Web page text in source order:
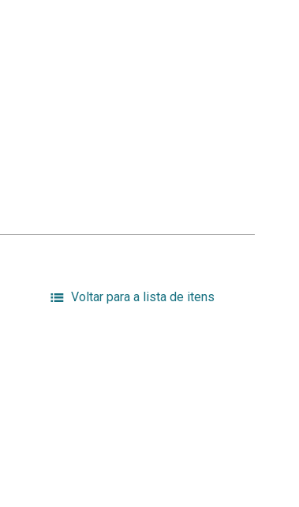
Voltar para a lista de itens